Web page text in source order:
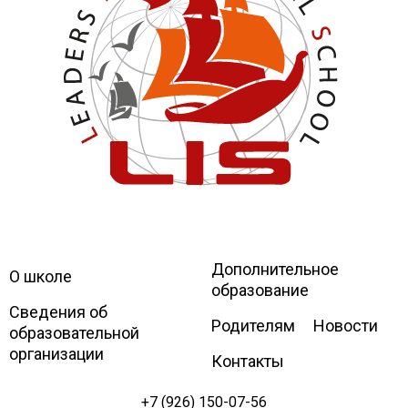
Leaders
International school
О школе
Сведения об
образовательной
организации
Дополнительное
образование
Родителям
Новости
Контакты
+7 (926) 150-07-56